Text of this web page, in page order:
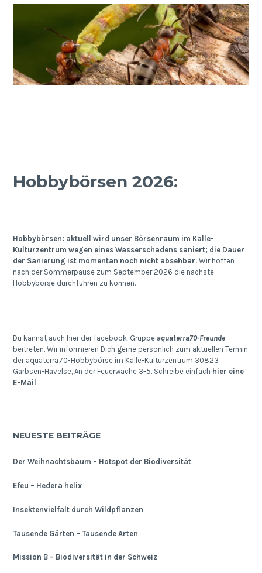
Hobbybörsen 2026:
Hobbybörsen: aktuell wird unser Börsenraum im Kalle-
Kulturzentrum wegen eines Wasserschadens saniert; die Dauer
der Sanierung ist momentan noch nicht absehbar. Wir hoffen
nach der Sommerpause zum September 2026 die nächste
Hobbybörse durchführen zu können.
Du kannst auch hier der facebook-Gruppeaquaterra70-Freunde
beitreten. Wir informieren Dich gerne persönlich zum aktuellen Termin
der aquaterra70-Hobbybörse im Kalle-Kulturzentrum 30823
Garbsen-Havelse, An der Feuerwache 3-5. Schreibe einfach hier eine
E-Mail .
NEUESTE BEITRÄGE
Der Weihnachtsbaum – Hotspot der Biodiversität
Efeu – Hedera helix
Insektenvielfalt durch Wildpflanzen
Tausende Gärten – Tausende Arten
Mission B – Biodiversität in der Schweiz